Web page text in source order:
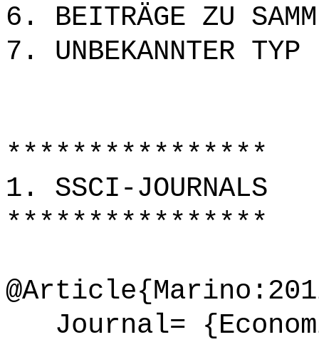
6. BEITRÄGE ZU
7. UNBEKANNTER TYP
****************
1. SSCI-JOURNALS
****************
Journal=